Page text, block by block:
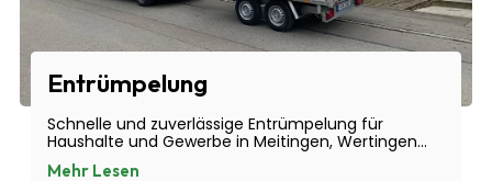
Entrümpelung
Schnelle und zuverlässige Entrümpelung für
Haushalte und Gewerbe in Meitingen, Wertingen...
Mehr Lesen